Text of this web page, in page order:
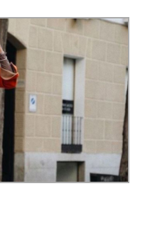
バイマ活動の疑問に売れっ子現役バイヤーが答えてみた